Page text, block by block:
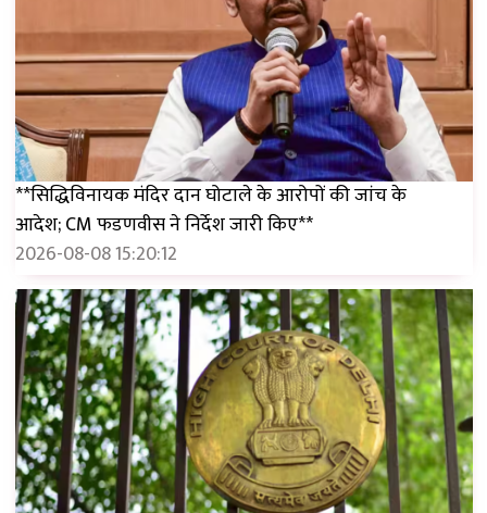
**सिद्धिविनायक मंदिर दान घोटाले के आरोपों की जांच के
आदेश; CM फडणवीस ने निर्देश जारी किए**
2026-08-08 15:20:12